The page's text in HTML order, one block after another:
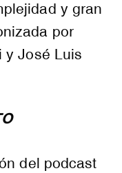
y gran
por
y José Luis
del podcast